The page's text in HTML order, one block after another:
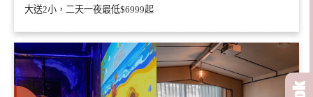
大送2小，二天一夜最低$6999起